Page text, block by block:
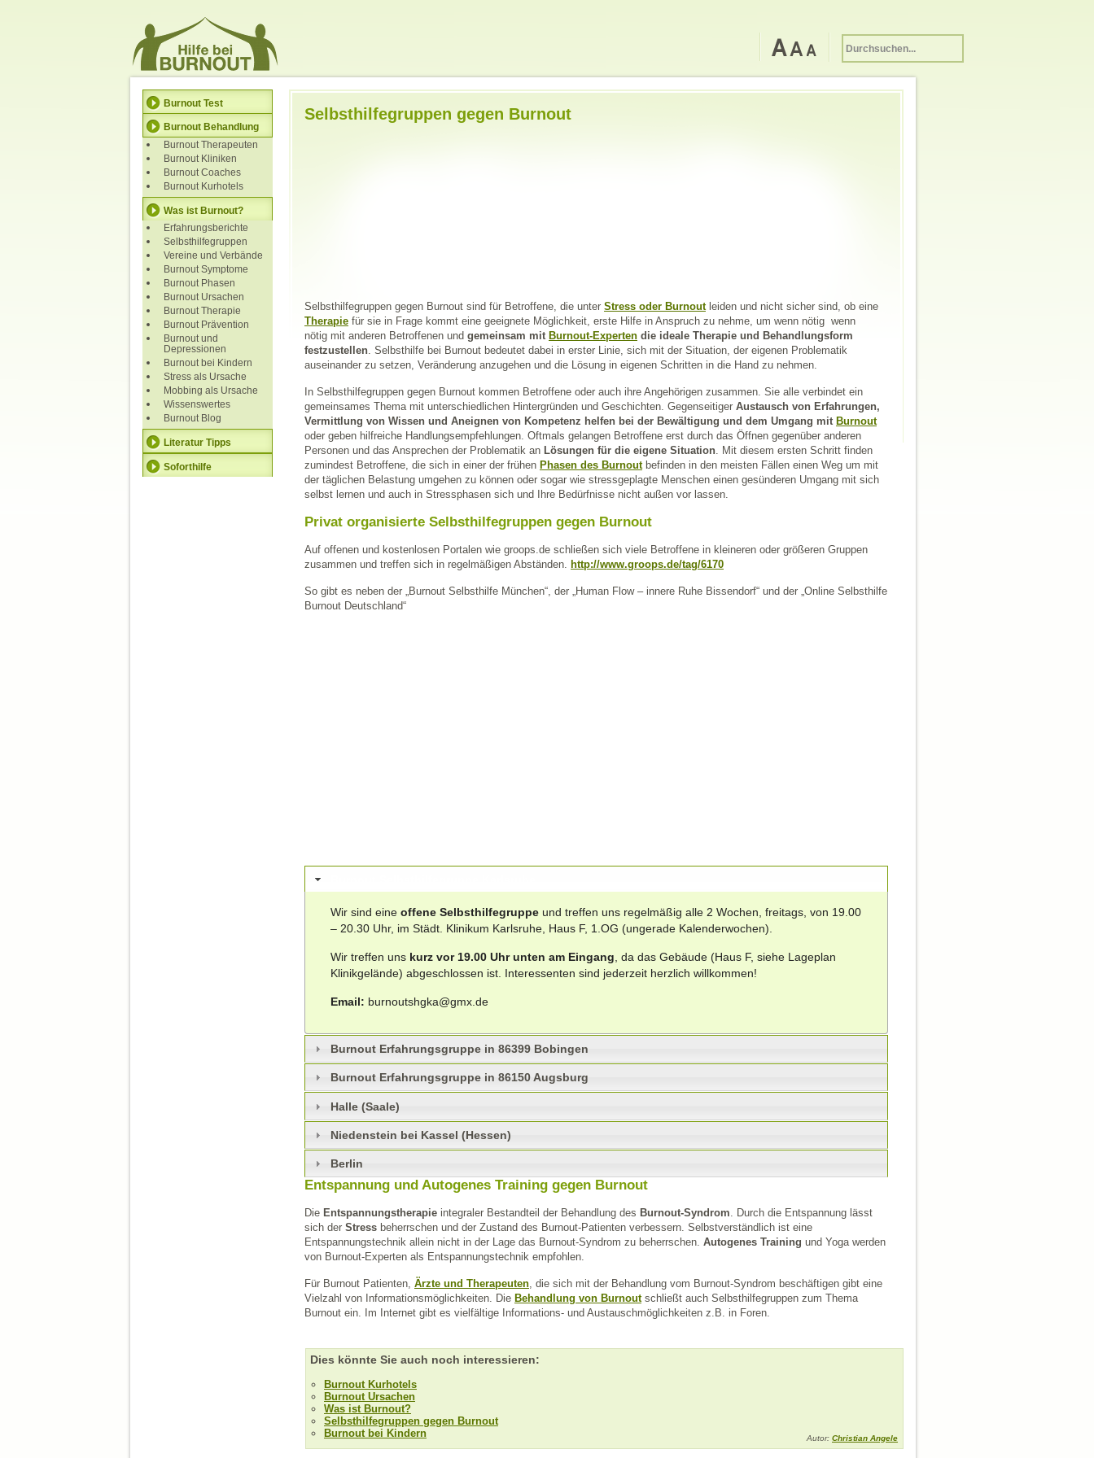
Selbsthilfegruppen gegen Burnout
Selbsthilfegruppen gegen Burnout sind für Betroffene, die unter Stress oder Burnoutleiden und nicht sicher sind, ob eine
Therapie für sie in Frage kommt eine geeignete Möglichkeit, erste Hilfe in Anspruch zu nehme, um wenn nötig wenn
nötig mit anderen Betroffenen und gemeinsam mit Burnout-Experten die ideale Therapie und Behandlungsform
festzustellen. Selbsthilfe bei Burnout bedeutet dabei in erster Linie, sich mit der Situation, der eigenen Problematik
auseinander zu setzen, Veränderung anzugehen und die Lösung in eigenen Schritten in die Hand zu nehmen.
In Selbsthilfegruppen gegen Burnout kommen Betroffene oder auch ihre Angehörigen zusammen. Sie alle verbindet ein
gemeinsames Thema mit unterschiedlichen Hintergründen und Geschichten. Gegenseitiger Austausch von Erfahrungen,
Vermittlung von Wissen und Aneignen von Kompetenz helfen bei der Bewältigung und dem Umgang mit Burnout
oder geben hilfreiche Handlungsempfehlungen. Oftmals gelangen Betroffene erst durch das Öffnen gegenüber anderen
Personen und das Ansprechen der Problematik an Lösungen für die eigene Situation. Mit diesem ersten Schritt finden
zumindest Betroffene, die sich in einer der frühen Phasen des Burnoutbefinden in den meisten Fällen einen Weg um mit
der täglichen Belastung umgehen zu können oder sogar wie stressgeplagte Menschen einen gesünderen Umgang mit sich
selbst lernen und auch in Stressphasen sich und Ihre Bedürfnisse nicht außen vor lassen.
Privat organisierte Selbsthilfegruppen gegen Burnout
Auf offenen und kostenlosen Portalen wie groops.de schließen sich viele Betroffene in kleineren oder größeren Gruppen
zusammen und treffen sich in regelmäßigen Abständen. http://www.groops.de/tag/6170
So gibt es neben der „Burnout Selbsthilfe München“, der „Human Flow – innere Ruhe Bissendorf“ und der „Online Selbsthilfe
Burnout Deutschland“
Wir sind eineoffene Selbsthilfegruppe und treffen uns regelmäßig alle 2 Wochen, freitags, von 19.00
– 20.30 Uhr, im Städt. Klinikum Karlsruhe, Haus F, 1.OG (ungerade Kalenderwochen).
Wir treffen uns kurz vor 19.00 Uhr unten am Eingang , da das Gebäude (Haus F, siehe Lageplan
Klinikgelände) abgeschlossen ist. Interessenten sind jederzeit herzlich willkommen!
Email: burnoutshgka@gmx.de
Burnout Erfahrungsgruppe in 86399 Bobingen
Burnout Erfahrungsgruppe in 86150 Augsburg
Halle (Saale)
Niedenstein bei Kassel (Hessen)
Berlin
Entspannung und Autogenes Training gegen Burnout
Die Entspannungstherapie integraler Bestandteil der Behandlung des Burnout-Syndrom. Durch die Entspannung lässt
sich der Stress beherrschen und der Zustand des Burnout-Patienten verbessern. Selbstverständlich ist eine
Entspannungstechnik allein nicht in der Lage das Burnout-Syndrom zu beherrschen. Autogenes Training und Yoga werden
von Burnout-Experten als Entspannungstechnik empfohlen.
Für Burnout Patienten, Ärzte und Therapeuten, die sich mit der Behandlung vom Burnout-Syndrom beschäftigen gibt eine
Vielzahl von Informationsmöglichkeiten. Die Behandlung von Burnoutschließt auch Selbsthilfegruppen zum Thema
Burnout ein. Im Internet gibt es vielfältige Informations- und Austauschmöglichkeiten z.B. in Foren.
Dies könnte Sie auch noch interessieren:
Burnout Kurhotels
Burnout Ursachen
Was ist Burnout?
Selbsthilfegruppen gegen Burnout
Burnout bei Kindern
Autor: Christian Angele
Burnout Test
Burnout Behandlung
Burnout Therapeuten
Burnout Kliniken
Burnout Coaches
Burnout Kurhotels
Was ist Burnout?
Erfahrungsberichte
Selbsthilfegruppen
Vereine und Verbände
Burnout Symptome
Burnout Phasen
Burnout Ursachen
Burnout Therapie
Burnout Prävention
Burnout und
Depressionen
Burnout bei Kindern
Stress als Ursache
Mobbing als Ursache
Wissenswertes
Burnout Blog
Literatur Tipps
Soforthilfe